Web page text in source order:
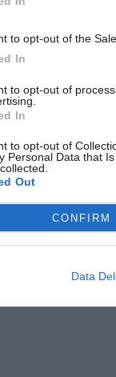
to opt-out of the
In
to opt-out of
In
to opt-out of
Personal Data that
Out
CONFIRM
Data